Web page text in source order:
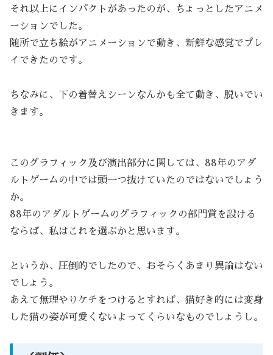
それ以上にインパクトがあったのが、ちょっとしたアニメ
ーションでした。
随所で立ち絵がアニメーションで動き、新鮮な感覚でプレ
イできたのです。
ちなみに、下の着替えシーンなんかも全て動き、脱いでい
きます。
このグラフィック及び演出部分に関しては、88年のアダ
ルトゲームの中では頭一つ抜けていたのではないでしょう
か。
88年のアダルトゲームのグラフィックの部門賞を設ける
ならば、私はこれを選ぶかと思います。
というか、圧倒的でしたので、おそらくあまり異論はない
でしょう。
あえて無理やりケチをつけるとすれば、猫好き的には変身
した猫の姿が可愛くないよってくらいなものでしょうし。